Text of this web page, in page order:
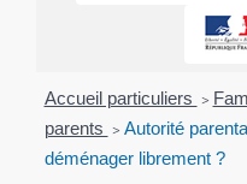
Accueil particuliers >
parents > Autorité
déménager librement ?